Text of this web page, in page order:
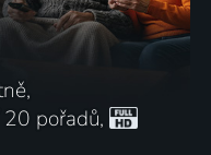
pořadů,